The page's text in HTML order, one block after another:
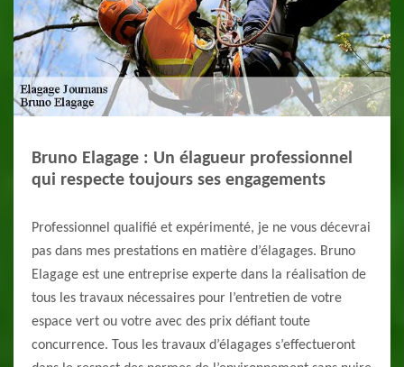
Bruno Elagage : Un élagueur professionnel
qui respecte toujours ses engagements
Professionnel qualifié et expérimenté, je ne vous décevrai
pas dans mes prestations en matière d’élagages. Bruno
Elagage est une entreprise experte dans la réalisation de
tous les travaux nécessaires pour l’entretien de votre
espace vert ou votre avec des prix défiant toute
concurrence. Tous les travaux d’élagages s’effectueront